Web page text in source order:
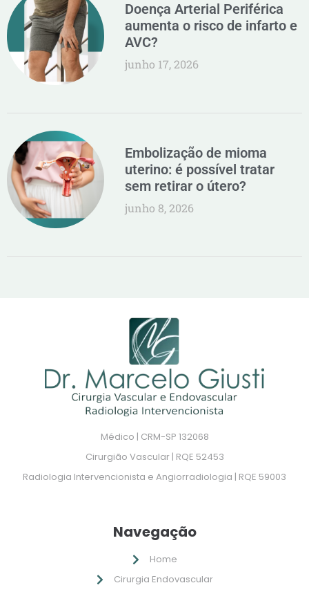
Doença Arterial Periférica
aumenta o risco de infarto e
AVC?
junho 17, 2026
Embolização de mioma
uterino: é possível tratar
sem retirar o útero?
junho 8, 2026
Médico | CRM-SP 132068
Cirurgião Vascular | RQE 52453
Radiologia Intervencionista e Angiorradiologia | RQE 59003
Navegação
Home
Cirurgia Endovascular